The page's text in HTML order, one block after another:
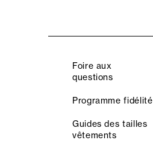
Foire aux
questions
Programme fidélité
Guides des tailles
vêtements